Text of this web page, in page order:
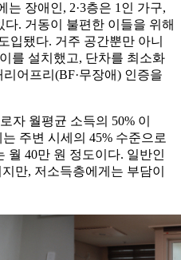
는 장애인, 2·3층은 1인 가구,
. 거동이 불편한 이들을 위해
입됐다. 거주 공간뿐만 아니
를 설치했고, 단차를 최소화
어프리(BF·무장애) 인증을
자 월평균 소득의 50% 이
주변 시세의 45% 수준으로
월 40만 원 정도이다. 일반인
만, 저소득층에게는 부담이